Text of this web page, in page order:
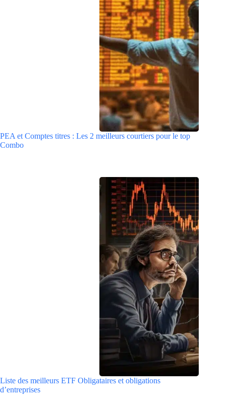
PEA et Comptes titres : Les 2 meilleurs courtiers pour le top
Combo
Liste des meilleurs ETF Obligataires et obligations
d’entreprises